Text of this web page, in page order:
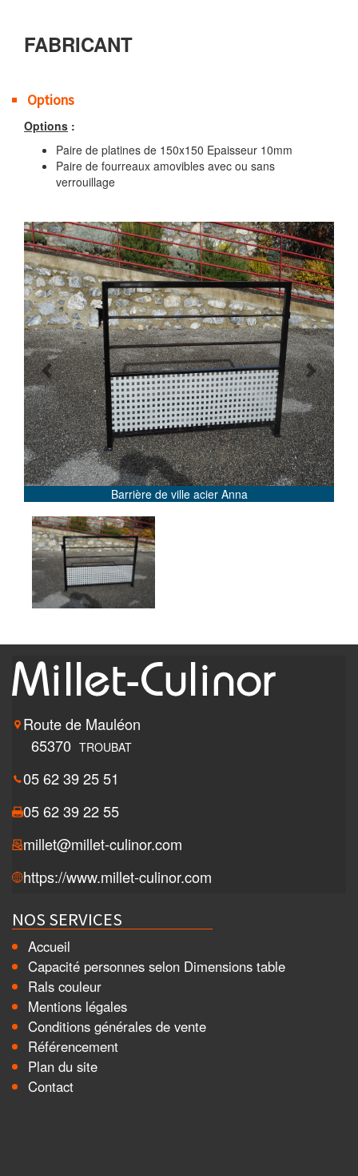
FABRICANT
Options
Options :
Paire de platines de 150x150 Epaisseur 10mm
Paire de fourreaux amovibles avec ou sans
verrouillage
Barrière de ville acier Anna
Previous Next
Route de Mauléon
65370 TROUBAT
05 62 39 25 51
05 62 39 22 55
millet@millet-culinor.com
https://www.millet-culinor.com
NOS SERVICES
Accueil
Capacité personnes selon Dimensions table
Rals couleur
Mentions légales
Conditions générales de vente
Référencement
Plan du site
Contact